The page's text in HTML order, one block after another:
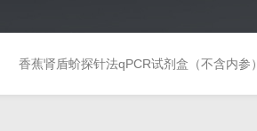
香蕉肾盾蚧探针法qPCR试剂盒（不含内参）